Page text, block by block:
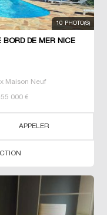
10 PHOTO(S)
DE MER NICE
Maison Neuf
000 €
APPELER